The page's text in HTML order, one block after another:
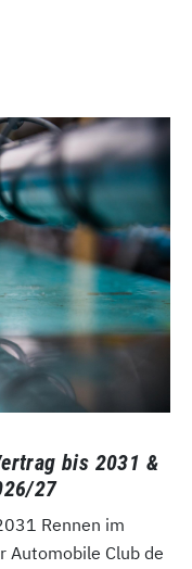
bis 2031 &
27
Rennen im
Automobile Club de